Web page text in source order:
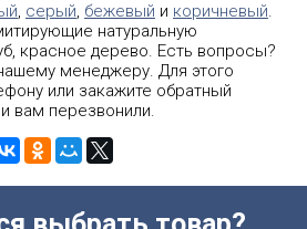
, серый, бежевый и коричневый.
натуральную
красное дерево. Есть вопросы?
менеджеру. Для этого
или закажите обратный
вам перезвонили.